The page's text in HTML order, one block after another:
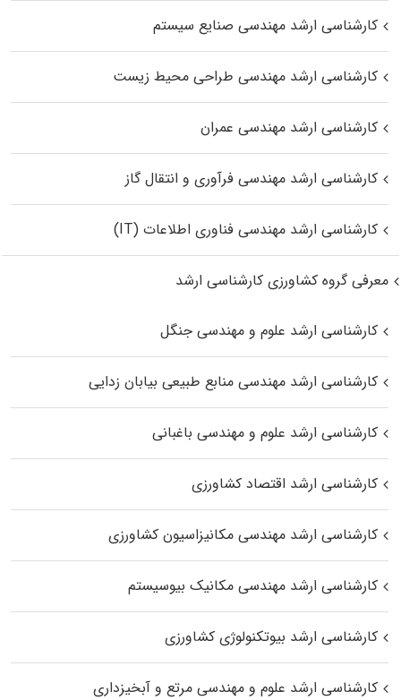
کارشناسی ارشد مهندسی صنایع سیستم
کارشناسی ارشد مهندسی طراحی محیط زیست
کارشناسی ارشد مهندسی عمران
کارشناسی ارشد مهندسی فرآوری و انتقال گاز
کارشناسی ارشد مهندسی فناوری اطلاعات (IT)
معرفی گروه کشاورزی کارشناسی ارشد
کارشناسی ارشد علوم و مهندسی جنگل
کارشناسی ارشد مهندسی منابع طبیعی بیابان زدایی
کارشناسی ارشد علوم و مهندسی باغبانی
کارشناسی ارشد اقتصاد کشاورزی
کارشناسی ارشد مهندسی مکانیزاسیون کشاورزی
کارشناسی ارشد مهندسی مکانیک بیوسیستم
کارشناسی ارشد بیوتکنولوژی کشاورزی
کارشناسی ارشد علوم و مهندسی مرتع و آبخیزداری